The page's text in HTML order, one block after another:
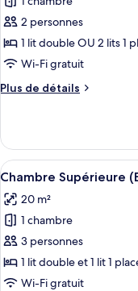
photos
pour
ce
type
chambre :
2 personnes
1 lit double OU 2 lits 1
Wi-Fi gratuit
Plus de détails
Plus
le
type
de
Chambre
Supérieure
Afficher
toutes
les
photos
pour
ce
type
8
Chambre Supérieure
20 m²
1 chambre
3 personnes
1 lit double et 1 lit 1
Wi-Fi gratuit